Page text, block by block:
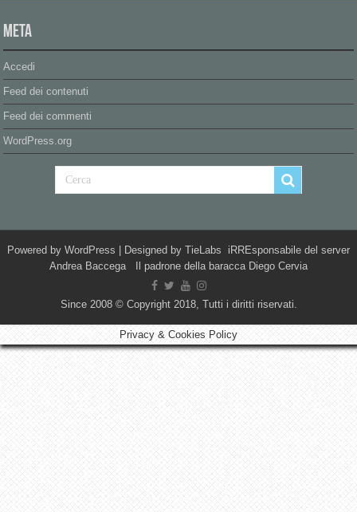
Meta
Accedi
Feed dei contenuti
Feed dei commenti
WordPress.org
Powered by WordPress | Designed by TieLabs iRREsponsabile del server
Andrea Baccega Il padrone della baracca Diego Cervia
Since 2008 © Copyright 2018, Tutti i diritti riservati.
Privacy & Cookies Policy